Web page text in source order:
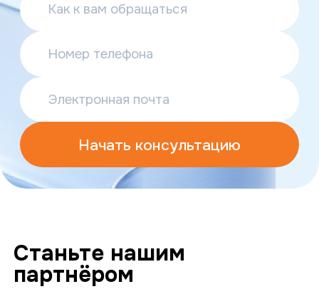
Начать консультацию
Станьте нашим
партнёром